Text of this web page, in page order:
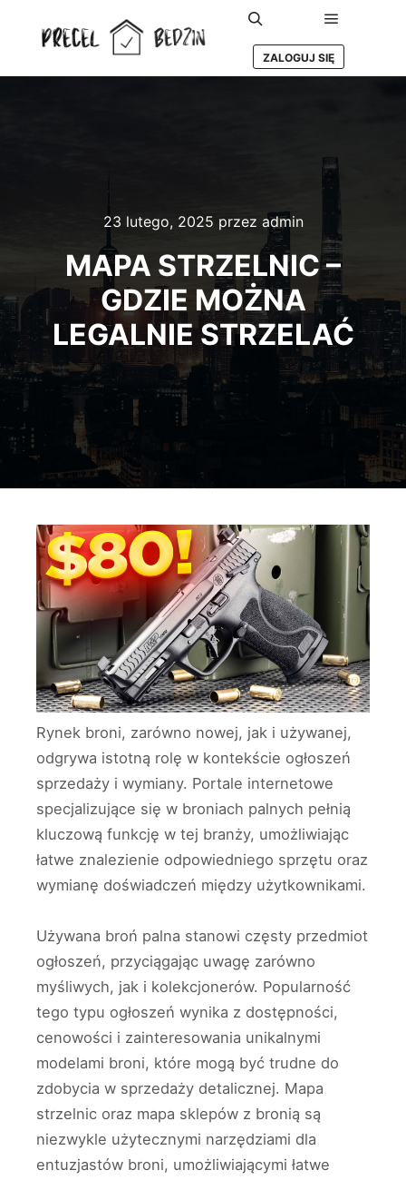
Szukaj Główne
ZALOGUJ SIĘ
23 lutego, 2025 przez admin
MAPA STRZELNIC –
GDZIE MOŻNA
LEGALNIE STRZELAĆ
Rynek broni, zarówno nowej, jak i używanej,
odgrywa istotną rolę w kontekście ogłoszeń
sprzedaży i wymiany. Portale internetowe
specjalizujące się w broniach palnych pełnią
kluczową funkcję w tej branży, umożliwiając
łatwe znalezienie odpowiedniego sprzętu oraz
wymianę doświadczeń między użytkownikami.
Używana broń palna stanowi częsty przedmiot
ogłoszeń, przyciągając uwagę zarówno
myśliwych, jak i kolekcjonerów. Popularność
tego typu ogłoszeń wynika z dostępności,
cenowości i zainteresowania unikalnymi
modelami broni, które mogą być trudne do
zdobycia w sprzedaży detalicznej. Mapa
strzelnic oraz mapa sklepów z bronią są
niezwykle użytecznymi narzędziami dla
entuzjastów broni, umożliwiającymi łatwe